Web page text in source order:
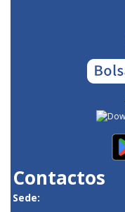
Contactos
Sede: